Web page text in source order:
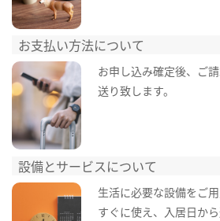
お支払い方法について
お申し込み確定後、ご
送り致します。
設備とサービスについて
生活に必要な設備をご
すぐに使え、入居日か